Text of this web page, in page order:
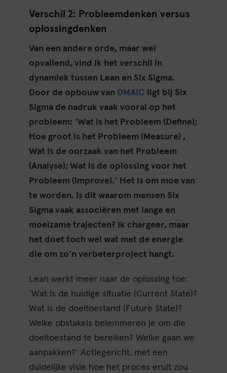
Verschil 2: Probleemdenken versus
oplossingdenken
Van een andere orde, maar wel
opvallend, vind ik het verschil in
dynamiek tussen Lean en Six Sigma.
Door de opbouw van DMAIC
ligt bij Six
Sigma de nadruk vaak vooral op het
probleem: ‘Wat is het Probleem (Define);
Hoe groot is het Probleem (Measure) ,
Wat is de oorzaak van het Probleem
(Analyse); Wat is de oplossing voor het
Probleem (Improve).’ Het is om moe van
te worden. Is dit waarom mensen Six
Sigma vaak associëren met lange en
moeizame trajecten? Ik chargeer, maar
het doet toch wel wat met de energie
die om zo’n verbeterproject hangt.
Lean werkt meer naar de oplossing toe:
‘Wat is de huidige situatie (Current State)?
Wat is de doeltoestand (Future State)?
Welke obstakels belemmeren je om die
doeltoestand te bereiken? Welke gaan we
aanpakken?’ Actiegericht, met een
duidelijke visie hoe het proces eruit zou